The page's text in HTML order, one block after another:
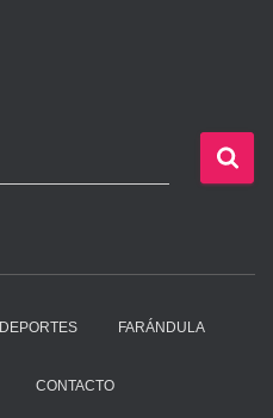
DEPORTES FARÁNDULA
CONTACTO